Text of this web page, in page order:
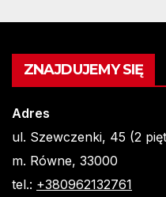
ZNAJDUJEMY SIĘ
Adres
ul. Szewczenki, 45 (2
m. Równe, 33000
tel.: +380962132761